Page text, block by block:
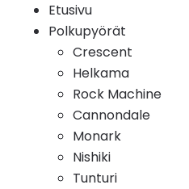
Etusivu
Polkupyörät
Crescent
Helkama
Rock Machine
Cannondale
Monark
Nishiki
Tunturi